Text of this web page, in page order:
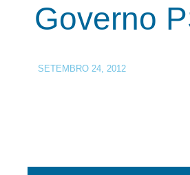
Governo
SETEMBRO 24, 2012